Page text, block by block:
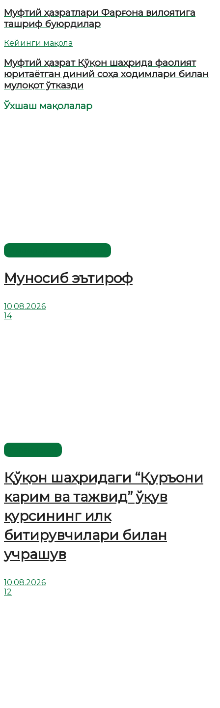
Муфтий ҳазратлари Фарғона вилоятига
ташриф буюрдилар
Кейинги мақола
Муфтий ҳазрат Қўқон шаҳрида фаолият
юритаётган диний соҳа ходимлари билан
мулоқот ўтказди
Ўхшаш мақолалар
Муносиб эътироф
10.08.2026
14
Қўқон шаҳридаги “Қуръони
карим ва тажвид” ўқув
курсининг илк
битирувчилари билан
учрашув
10.08.2026
12